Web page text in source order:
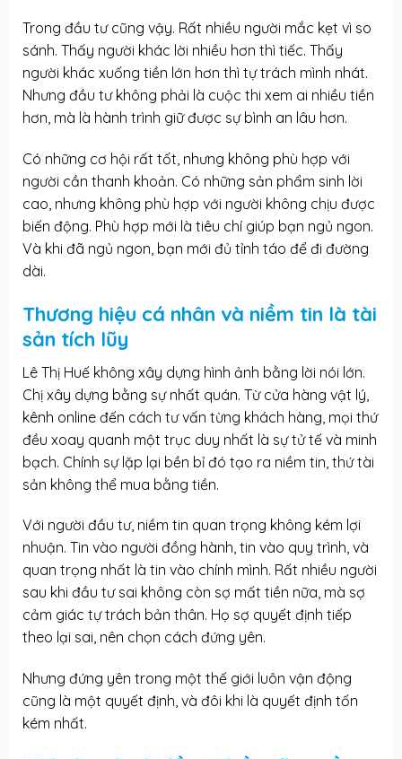
Trong đầu tư cũng vậy. Rất nhiều người mắc kẹt vì so
sánh. Thấy người khác lời nhiều hơn thì tiếc. Thấy
người khác xuống tiền lớn hơn thì tự trách mình nhát.
Nhưng đầu tư không phải là cuộc thi xem ai nhiều tiền
hơn, mà là hành trình giữ được sự bình an lâu hơn.
Có những cơ hội rất tốt, nhưng không phù hợp với
người cần thanh khoản. Có những sản phẩm sinh lời
cao, nhưng không phù hợp với người không chịu được
biến động. Phù hợp mới là tiêu chí giúp bạn ngủ ngon.
Và khi đã ngủ ngon, bạn mới đủ tỉnh táo để đi đường
dài.
Thương hiệu cá nhân và niềm tin là tài
sản tích lũy
Lê Thị Huế không xây dựng hình ảnh bằng lời nói lớn.
Chị xây dựng bằng sự nhất quán. Từ cửa hàng vật lý,
kênh online đến cách tư vấn từng khách hàng, mọi thứ
đều xoay quanh một trục duy nhất là sự tử tế và minh
bạch. Chính sự lặp lại bền bỉ đó tạo ra niềm tin, thứ tài
sản không thể mua bằng tiền.
Với người đầu tư, niềm tin quan trọng không kém lợi
nhuận. Tin vào người đồng hành, tin vào quy trình, và
quan trọng nhất là tin vào chính mình. Rất nhiều người
sau khi đầu tư sai không còn sợ mất tiền nữa, mà sợ
cảm giác tự trách bản thân. Họ sợ quyết định tiếp
theo lại sai, nên chọn cách đứng yên.
Nhưng đứng yên trong một thế giới luôn vận động
cũng là một quyết định, và đôi khi là quyết định tốn
kém nhất.